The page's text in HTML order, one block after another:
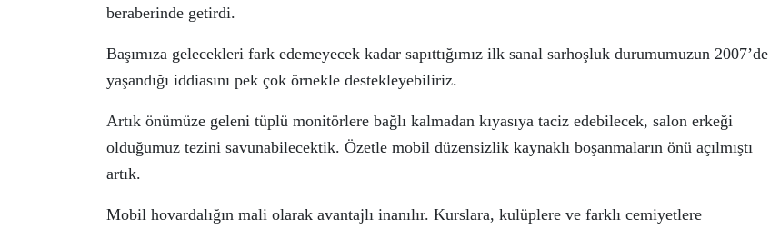
beraberinde getirdi.
Başımıza gelecekleri fark edemeyecek kadar sapıttığımız ilk sanal sarhoşluk durumumuzun 2007’de
yaşandığı iddiasını pek çok örnekle destekleyebiliriz.
Artık önümüze geleni tüplü monitörlere bağlı kalmadan kıyasıya taciz edebilecek, salon erkeği
olduğumuz tezini savunabilecektik. Özetle mobil düzensizlik kaynaklı boşanmaların önü açılmıştı
artık.
Mobil hovardalığın mali olarak avantajlı inanılır. Kurslara, kulüplere ve farklı cemiyetlere